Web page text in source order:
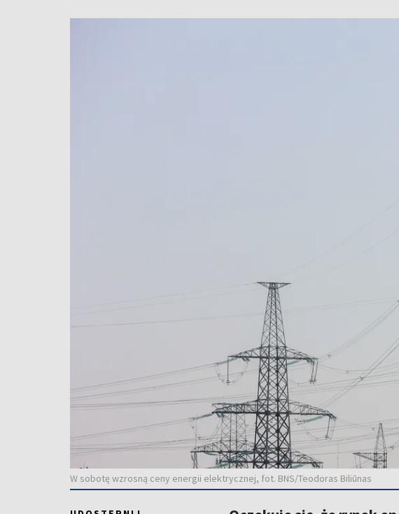
W sobotę wzrosną ceny energii elektrycznej, fot. BNS/Teodoras Biliūnas